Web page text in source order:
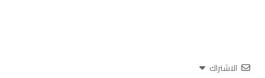
الاشتراك